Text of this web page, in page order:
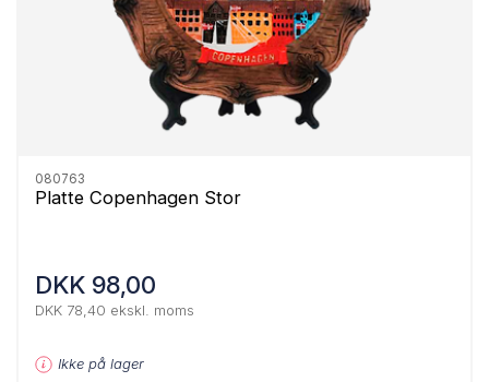
080763
Platte Copenhagen Stor
DKK 98,00
DKK 78,40 ekskl. moms
Ikke på lager